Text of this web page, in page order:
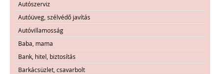
Autószerviz
Autóüveg, szélvédő javítás
Autóvillamosság
Baba, mama
Bank, hitel, biztosítás
Barkácsüzlet, csavarbolt